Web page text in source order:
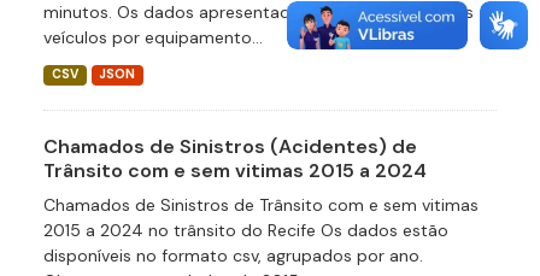
minutos. Os dados apresentados descrevem quantos
veículos por equipamento...
CSV JSON
Chamados de Sinistros (Acidentes) de
Trânsito com e sem vitimas 2015 a 2024
Chamados de Sinistros de Trânsito com e sem vitimas
2015 a 2024 no trânsito do Recife Os dados estão
disponíveis no formato csv, agrupados por ano.